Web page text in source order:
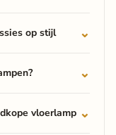
op stijl
vloerlamp